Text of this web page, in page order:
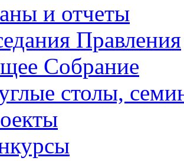
и отчеты
Правления
Собрание
столы,